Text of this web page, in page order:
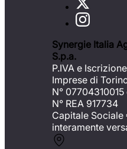
Synergie Italia
S.p.a.
P.IVA e
Imprese di
N°
N° REA 917734
Capitale Sociale
interamente